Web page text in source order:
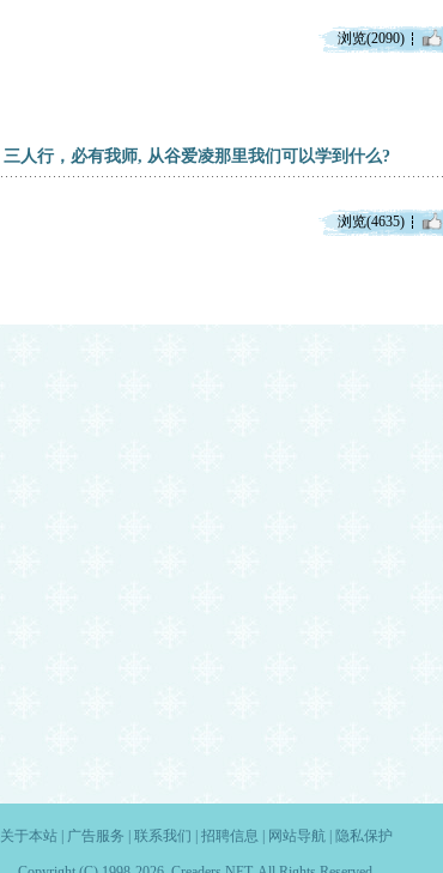
浏览(2090)
三人行，必有我师, 从谷爱凌那里我们可以学到什么?
浏览(4635)
关于本站 广告服务 联系我们 招聘信息 网站导航 隐私保护